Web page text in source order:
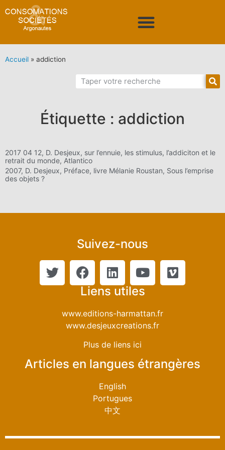
Accueil » addiction
Étiquette : addiction
2017 04 12, D. Desjeux, sur l’ennuie, les stimulus, l’addiciton et le
retrait du monde, Atlantico
2007, D. Desjeux, Préface, livre Mélanie Roustan, Sous l’emprise
des objets ?
Suivez-nous
Liens utiles
www.editions-harmattan.fr
www.desjeuxcreations.fr
Plus de liens ici
Articles en langues étrangères
English
Portugues
中文